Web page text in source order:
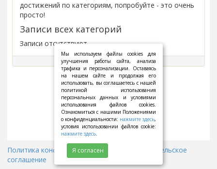
достижений по категориям, попробуйте - это очень
просто!
Записи всех категорий
Записи отсутствуют.
Политика конфиденциальности
Пользовательское
соглашение
Мы используем файлы cookies для
улучшения работы сайта, анализа
трафика и персонализации. Оставаясь
на нашем сайте и продолжая его
использовать, вы соглашаетесь с нашей
политикой использования
персональных данных и условиями
использования файлов cookies.
Ознакомиться с нашими Положениями
о конфиденциальности: нажмите здесь,
условия использовании файлов cookie:
нажмите здесь.
Я согласен